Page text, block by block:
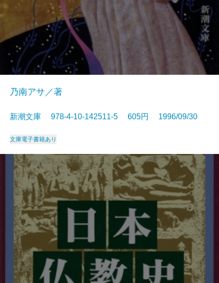
乃南アサ／著
新潮文庫 978-4-10-142511-5 605円 1996/09/30
文庫電子書籍あり